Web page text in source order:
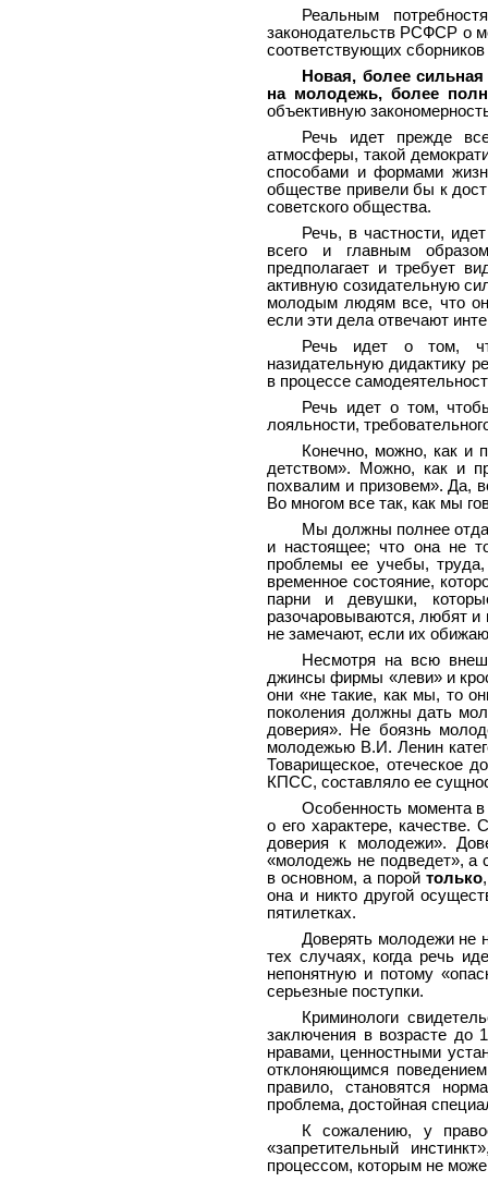
Реальным
законодательств РСФСР о
соответствующих
Новая, более
на молодежь, более
объективную
Речь идет прежде
атмосферы, такой
способами и формами
обществе привели бы к
советского общества.
Речь, в частности,
всего и главным
предполагает и требует
активную созидательную
молодым людям все, что
если эти дела отвечают
Речь идет о том,
назидательную дидактику
в процессе
Речь идет о том,
лояльности,
Конечно, можно, как и
детством». Можно, как и
похвалим и призовем». Да,
Во многом все так, как мы
Мы должны полнее
и настоящее; что она не
проблемы ее учебы,
временное состояние,
парни и девушки,
разочаровываются, любят и
не замечают, если их
Несмотря на всю
джинсы фирмы «леви» и
они «не такие, как мы, то
поколения должны дать
доверия». Не боязнь
молодежью В.И. Ленин
Товарищеское, отеческое
КПСС, составляло ее
Особенность момента
о его характере, качестве.
доверия к молодежи».
«молодежь не подведет», а
в основном, а порой только
она и никто другой
пятилетках.
Доверять молодежи не
тех случаях, когда речь
непонятную и потому
серьезные поступки.
Криминологи
заключения в возрасте до
нравами, ценностными
отклоняющимся
правило, становятся
проблема, достойная
К сожалению, у
«запретительный
процессом, которым не